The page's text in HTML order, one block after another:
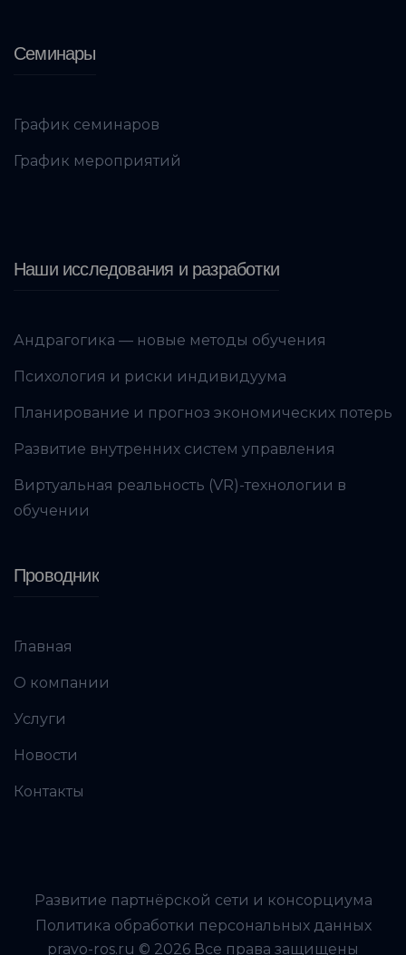
Семинары
График семинаров
График мероприятий
Наши исследования и разработки
Андрагогика — новые методы обучения
Психология и риски индивидуума
Планирование и прогноз экономических потерь
Развитие внутренних систем управления
Виртуальная реальность (VR)-технологии в
обучении
Проводник
Главная
О компании
Услуги
Новости
Контакты
Развитие партнёрской сети и консорциума
Политика обработки персональных данных
pravo-ros.ru © 2026 Все права защищены